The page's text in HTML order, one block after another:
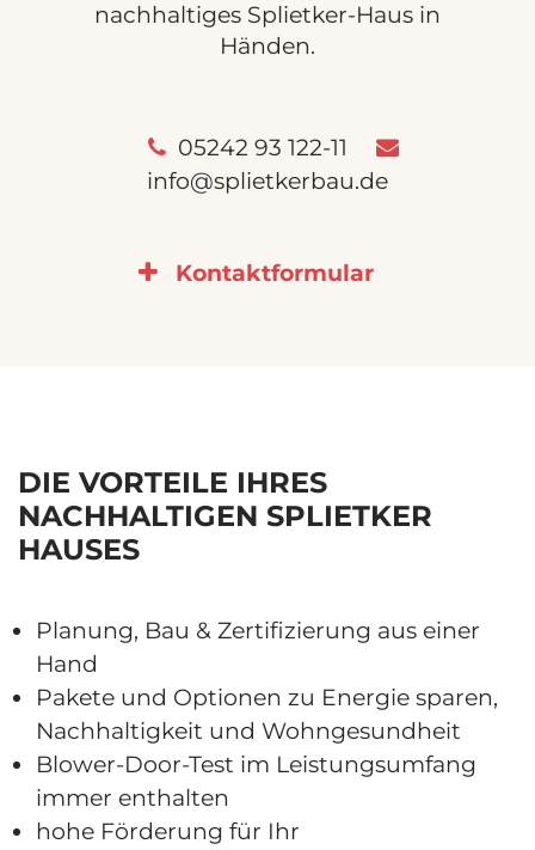
nachhaltiges Splietker-Haus in
Händen.
05242 93 122-11
info@splietkerbau.de
Kontaktformular
DIE VORTEILE IHRES
NACHHALTIGEN SPLIETKER
HAUSES
Planung, Bau & Zertifizierung aus einer
Hand
Pakete und Optionen zu Energie sparen,
Nachhaltigkeit und Wohngesundheit
Blower-Door-Test im Leistungsumfang
immer enthalten
hohe Förderung für Ihr